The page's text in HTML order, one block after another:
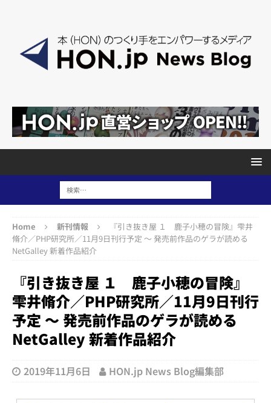
Home 新刊情報
『引き抜き屋 １ 鹿子小穂の冒険』雫井
脩介／PHP研究所／11月9日刊行予定 ～ 発売前作品のゲラが読める
NetGalley 新着作品紹介
『引き抜き屋 １ 鹿子小穂の冒険』
雫井脩介／PHP研究所／11月9日刊行
予定 ～ 発売前作品のゲラが読める
NetGalley 新着作品紹介
2019年11月6日 HON.jp News Blog編集部